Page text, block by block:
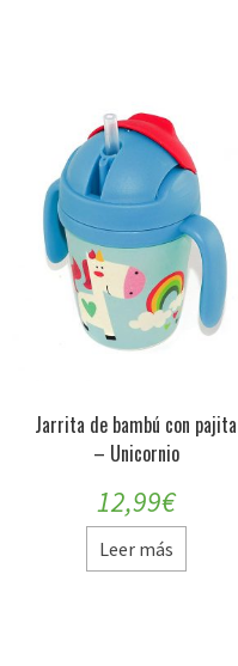
Jarrita de bambú con pajita
– Unicornio
12,99€
Leer más